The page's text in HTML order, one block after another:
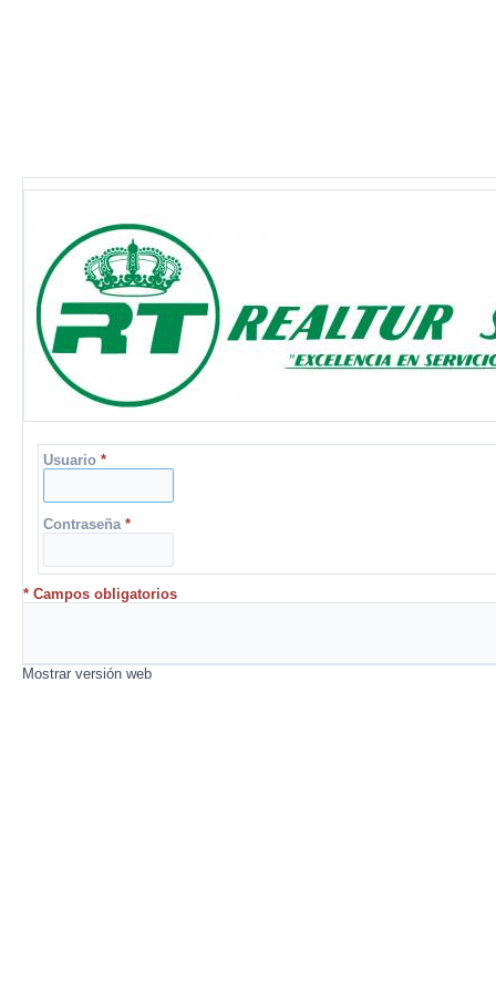
Usuario *
Contraseña *
* Campos obligatorios
Mostrar versión web